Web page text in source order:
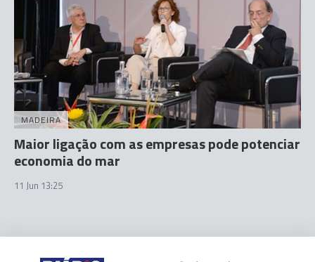
MADEIRA
Maior ligação com as empresas pode potenciar
economia do mar
11 Jun 13:25